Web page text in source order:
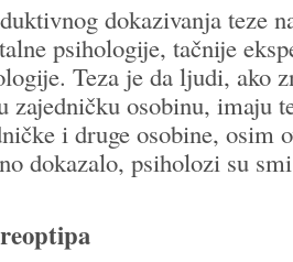
dokazivanja teze
psihologije, tačnije
Teza je da ljudi, ako
zajedničku osobinu, imaju
i druge osobine, osim
dokazalo, psiholozi su